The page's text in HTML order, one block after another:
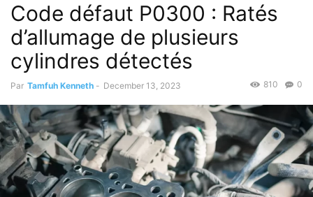
Code défaut P0300 : Ratés
d’allumage de plusieurs
cylindres détectés
Par Tamfuh Kenneth - December 13, 2023 0
810